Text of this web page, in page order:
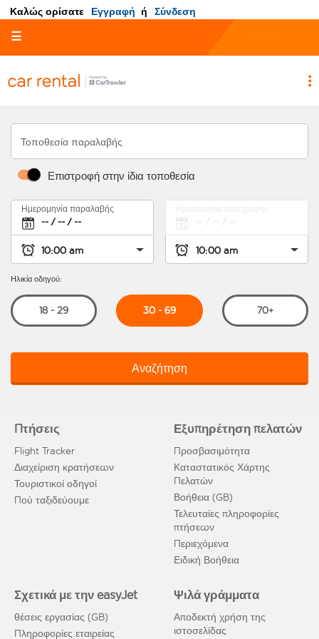
Καλώς ορίσατε Εγγραφή ή Σύνδεση
☰
Τοποθεσία παραλαβής
Επιστροφή στην ίδια τοποθεσία
Ημερομηνία παραλαβής
Ηλικία οδηγού:
18 - 29 30 - 69 70+
Αναζήτηση
Πτήσεις
Flight Tracker
Διαχείριση κρατήσεων
Τουριστικοί οδηγοί
Πού ταξιδεύουμε
Εξυπηρέτηση πελατών
Προσβασιμότητα
Καταστατικός Χάρτης
Πελατών
Βοήθεια (GB)
Τελευταίες πληροφορίες
πτήσεων
Περιεχόμενα
Ειδική Βοήθεια
Σχετικά με την easyJet
θέσεις εργασίας (GB)
Πληροφορίες εταιρείας
Ψιλά γράμματα
Αποδεκτή χρήση της
ιστοσελίδας